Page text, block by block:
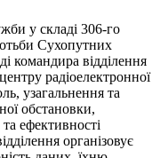
у складі 306-го
Сухопутних
командира відділення
радіоелектронної
узагальнення та
обстановки,
та ефективності
організовує